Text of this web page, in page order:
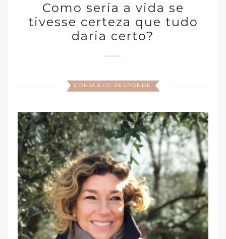
Como seria a vida se
tivesse certeza que tudo
daria certo?
CONSUELO RESPONDE